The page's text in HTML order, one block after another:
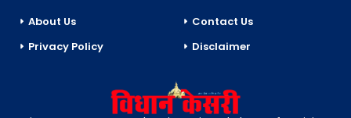
About Us
Contact Us
Privacy Policy
Disclaimer